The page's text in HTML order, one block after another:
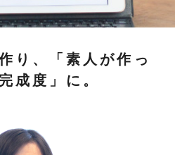
り、「素人が作っ
成度」に。